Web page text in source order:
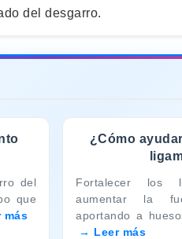
del desgarro.
del
que
más
¿Cómo
Fortalecer los
aumentar la
aportando a
Leer más